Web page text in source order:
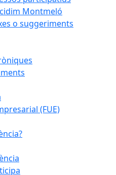
Montmeló
o suggeriments
(FUE)